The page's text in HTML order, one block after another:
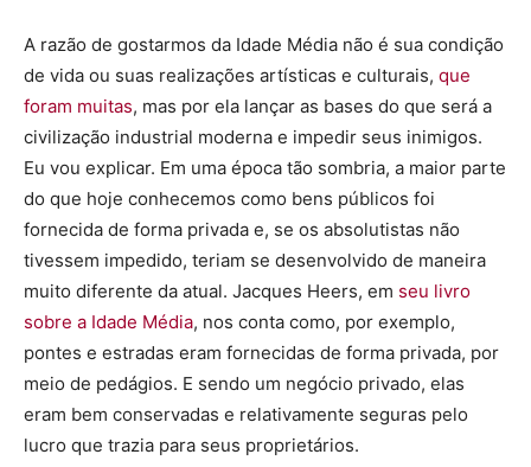
A razão de gostarmos da Idade Média não é sua condição
de vida ou suas realizações artísticas e culturais, que
foram muitas, mas por ela lançar as bases do que será a
civilização industrial moderna e impedir seus inimigos.
Eu vou explicar. Em uma época tão sombria, a maior parte
do que hoje conhecemos como bens públicos foi
fornecida de forma privada e, se os absolutistas não
tivessem impedido, teriam se desenvolvido de maneira
muito diferente da atual. Jacques Heers, em seu livro
sobre a Idade Média, nos conta como, por exemplo,
pontes e estradas eram fornecidas de forma privada, por
meio de pedágios. E sendo um negócio privado, elas
eram bem conservadas e relativamente seguras pelo
lucro que trazia para seus proprietários.